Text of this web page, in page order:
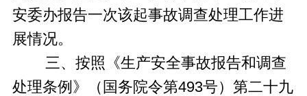
安委办报告一次该起事故调查处理工作进
展情况。
三、按照《生产安全事故报告和调查
处理条例》（国务院令第493号）第二十九